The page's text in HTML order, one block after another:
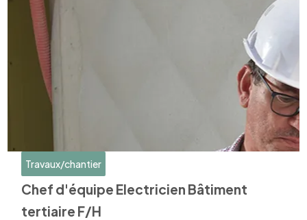
Travaux/chantier
Chef d'équipe Electricien Bâtiment
tertiaire F/H